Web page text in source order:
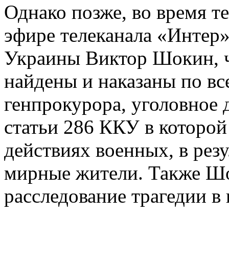
Однако позже, во время
эфире телеканала
Украины Виктор Шокин,
найдены и наказаны по
генпрокурора, уголовное
статьи 286 ККУ в
действиях военных, в
мирные жители. Также
расследование трагедии